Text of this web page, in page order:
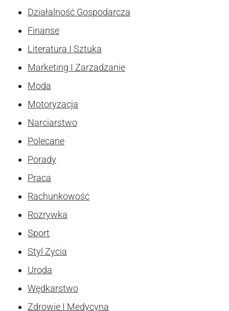
Działalność Gospodarcza
Finanse
Literatura I Sztuka
Marketing I Zarzadzanie
Moda
Motoryzacja
Narciarstwo
Polecane
Porady
Praca
Rachunkowość
Rozrywka
Sport
Styl Zycia
Uroda
Wędkarstwo
Zdrowie I Medycyna